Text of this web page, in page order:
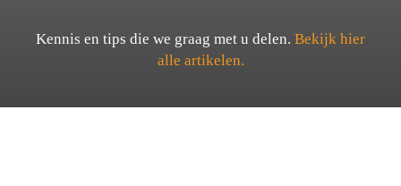
Kennis en tips die we graag met u delen. Bekijk hier
alle artikelen.